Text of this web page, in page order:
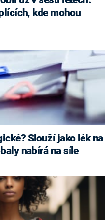
kde mohou
Slouží jako lék na
nabírá na síle